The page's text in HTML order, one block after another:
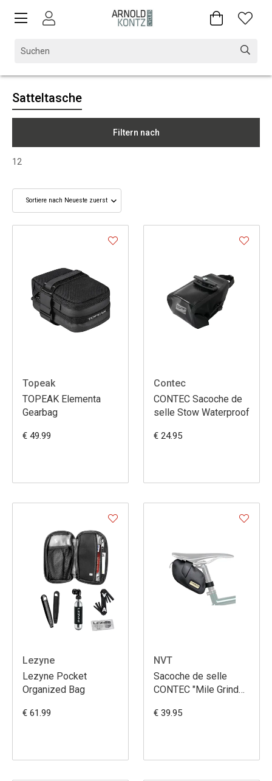
Satteltasche
Filtern nach
12
Topeak
TOPEAK Elementa
Gearbag
€ 49.99
Contec
CONTEC Sacoche de
selle Stow Waterproof
€ 24.95
Lezyne
Lezyne Pocket
Organized Bag
€ 61.99
NVT
Sacoche de selle
CONTEC "Mile Grinder
€ 39.95